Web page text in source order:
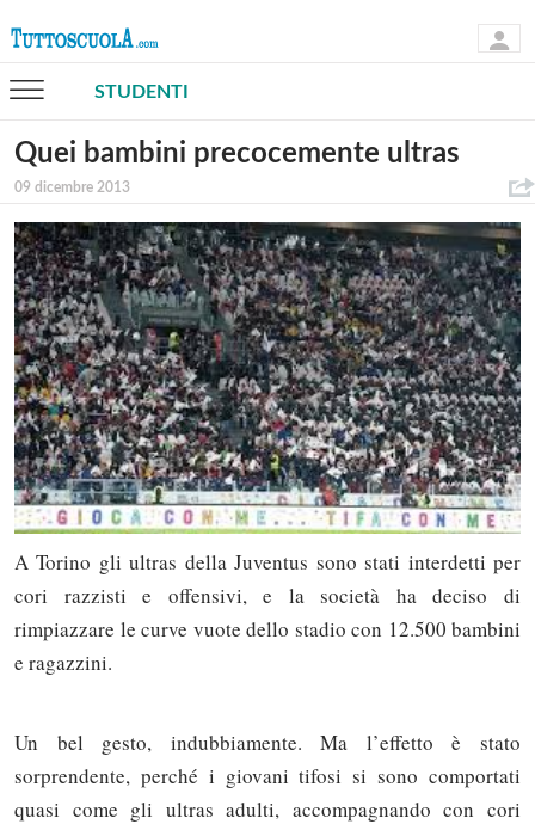
STUDENTI
Quei bambini precocemente ultras
09 dicembre 2013
A Torino gli ultras della Juventus sono stati interdetti per
cori razzisti e offensivi, e la società ha deciso di
rimpiazzare le curve vuote dello stadio con 12.500 bambini
e ragazzini.
Un bel gesto, indubbiamente. Ma l’effetto è stato
sorprendente, perché i giovani tifosi si sono comportati
quasi come gli ultras adulti, accompagnando con cori